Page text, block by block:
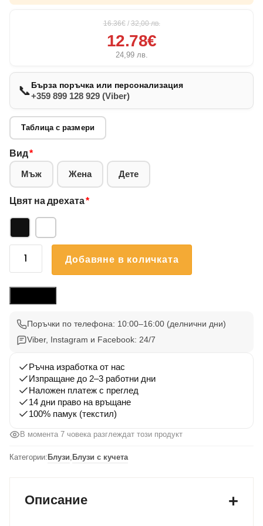
16.36€ / 32,00лв.
12.78€
24,99 лв.
📞Бърза поръчка или персонализация
+359 899 128 929 (Viber)
Таблица с размери
Вид*
Мъж Жена Дете
Цвят на дрехата*
количество
Шпаньол
Добавяне в количката
Поръчки по телефона: 10:00–16:00 (делнични дни)
Viber, Instagram и Facebook: 24/7
Ръчна изработка от нас
Изпращане до 2–3 работни дни
Наложен платеж с преглед
14 дни право на връщане
100% памук (текстил)
В момента 7 човека разглеждат този продукт
Категории: Блузи Блузи с кучета
Описание